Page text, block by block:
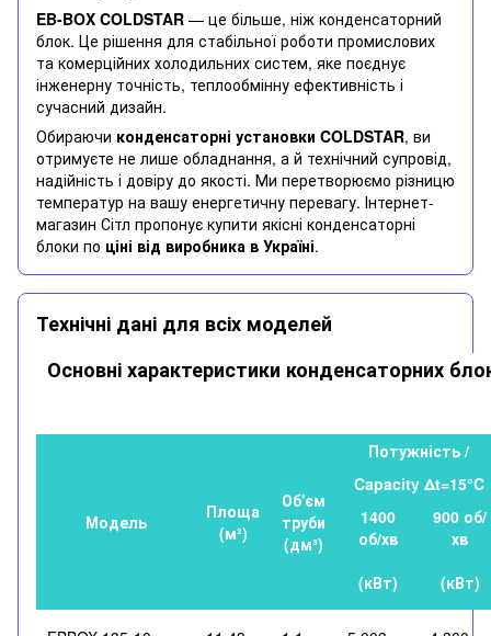
EB-BOX COLDSTAR — це більше, ніж конденсаторний
блок. Це рішення для стабільної роботи промислових
та комерційних холодильних систем, яке поєднує
інженерну точність, теплообмінну ефективність і
сучасний дизайн.
Обираючи конденсаторні установки COLDSTAR, ви
отримуєте не лише обладнання, а й технічний супровід,
надійність і довіру до якості. Ми перетворюємо різницю
температур на вашу енергетичну перевагу. Інтернет-
магазин Сітл пропонує купити якісні конденсаторні
блоки по ціні від виробника в Україні.
Технічні дані для всіх моделей
Основні характеристики конденсаторних
Модель
Площа
(м²)
Об'єм
труби
(дм³)
Потужність /
Capacity Δt=15°C
1400
об/хв
900 об/
хв
(кВт)
(кВт)